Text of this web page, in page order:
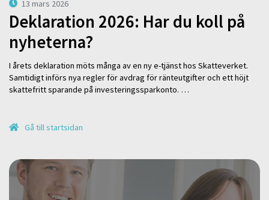
13 mars 2026
Deklaration 2026: Har du koll på
nyheterna?
I årets deklaration möts många av en ny e-tjänst hos Skatteverket.
Samtidigt införs nya regler för avdrag för ränteutgifter och ett höjt
skattefritt sparande på investeringssparkonto. …
Gå till startsidan